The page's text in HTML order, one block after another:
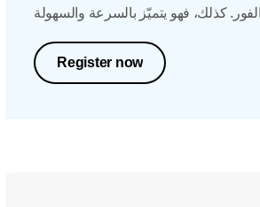
Register now